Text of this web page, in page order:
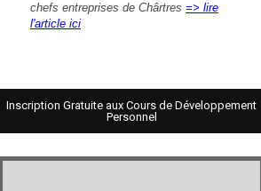
chefs entreprises de Chârtres => lire
l'article ici
Inscription Gratuite aux Cours de Développement
Personnel